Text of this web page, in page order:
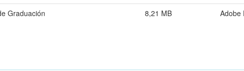
Graduación 8,21 MB Adobe